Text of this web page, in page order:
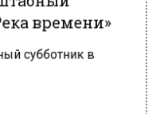
времени»